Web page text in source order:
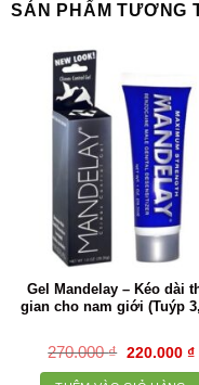
SẢN PHẨM TƯƠNG
Gel Mandelay – Kéo dài
gian cho nam giới (Tuýp
270.000₫ Giá
là:
220.000 ₫